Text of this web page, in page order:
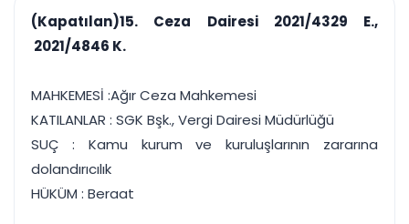
Duruşma ve görev
takvimi
Hatırlatma ve
takibi
Tek panelde uçtan uca yönetim
UYAP & UETS entegrasyonundan finansa, hepsi bir arada.
Tüm özellikleri inceleyin
(Kapatılan)15. Ceza Dairesi 2021/4329 E.,
2021/4846 K.
MAHKEMESİ :Ağır Ceza Mahkemesi
KATILANLAR : SGK Bşk., Vergi Dairesi Müdürlüğü
SUÇ : Kamu kurum ve kuruluşlarının zararına
dolandırıcılık
HÜKÜM : Beraat